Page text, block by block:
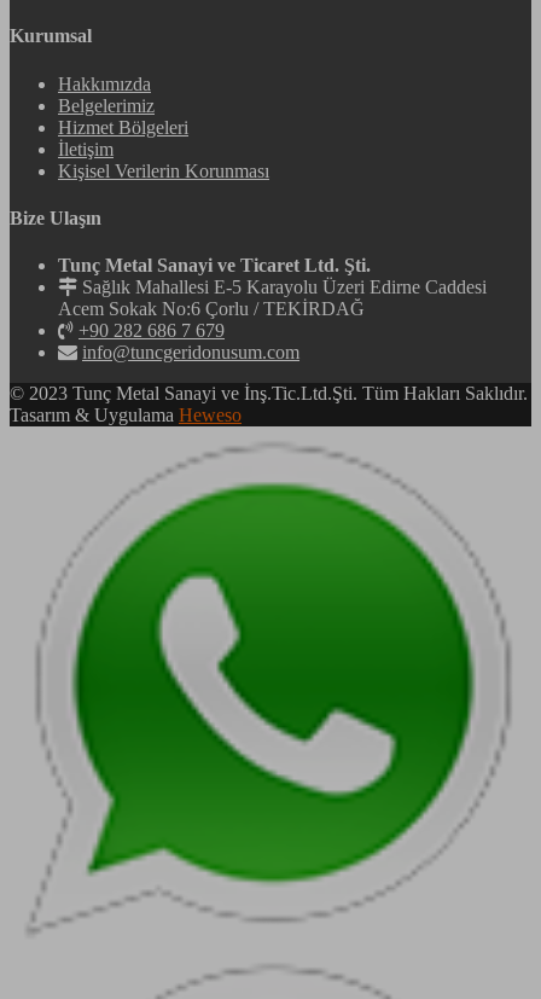
Kurumsal
Hakkımızda
Belgelerimiz
Hizmet Bölgeleri
İletişim
Kişisel Verilerin Korunması
Bize Ulaşın
Tunç Metal Sanayi ve Ticaret Ltd. Şti.
Sağlık Mahallesi E-5 Karayolu Üzeri Edirne Caddesi
Acem Sokak No:6 Çorlu / TEKİRDAĞ
+90 282 686 7 679
info@tuncgeridonusum.com
© 2023 Tunç Metal Sanayi ve İnş.Tic.Ltd.Şti. Tüm Hakları Saklıdır.
Tasarım & Uygulama Heweso